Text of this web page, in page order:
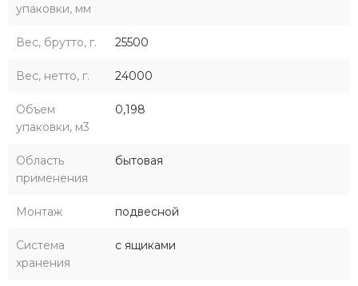
упаковки, мм
Вес, брутто, г. 25500
Вес, нетто, г. 24000
Объем
упаковки, м3
0,198
Область
применения
бытовая
Монтаж подвесной
Система
хранения
с ящиками